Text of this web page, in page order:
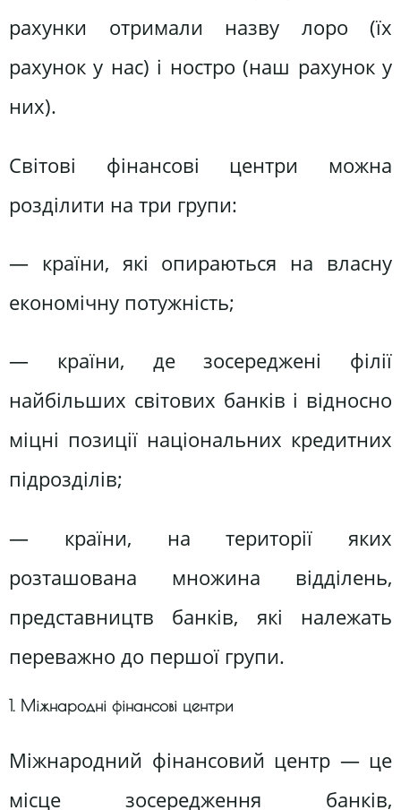
рахунки отримали назву лоро (їх
рахунок у нас) і ностро (наш рахунок у
них).
Світові фінансові центри можна
розділити на три групи:
— країни, які опираються на власну
економічну потужність;
— країни, де зосереджені філії
найбільших світових банків і відносно
міцні позиції національних кредитних
підрозділів;
— країни, на території яких
розташована множина відділень,
представництв банків, які належать
переважно до першої групи.
1. Міжнародні фінансові центри
Міжнародний фінансовий центр — це
місце зосередження банків,